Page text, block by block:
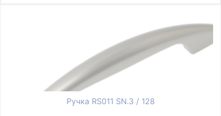
Ручка RS011 SN.3 / 128